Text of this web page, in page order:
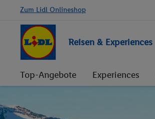
Zum Lidl Onlineshop
Reisen & Experiences
Top-Angebote Experiences